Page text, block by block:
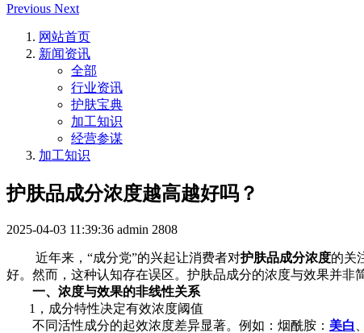
Previous Next
网站首页
新闻资讯
全部
行业资讯
护肤宝典
加工知识
经营参谋
加工知识
护肤品成分浓度越高越好吗？
2025-04-03 11:39:36 admin 2808
近年来，“成分党”的兴起让消费者对护肤品成分浓度的关
好。然而，这种认知存在误区。护肤品成分的浓度与效果并非
一、浓度与效果的非线性关系
1，成分特性决定有效浓度阈值
不同活性成分的起效浓度差异显著。例如：烟酰胺： 美白